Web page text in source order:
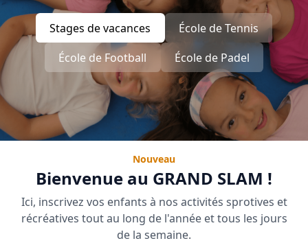
Stages de vacances
École de Tennis
École de Football
École de Padel
Nouveau
Bienvenue au GRAND SLAM !
Ici, inscrivez vos enfants à nos activités sprotives et
récréatives tout au long de l'année et tous les jours
de la semaine.